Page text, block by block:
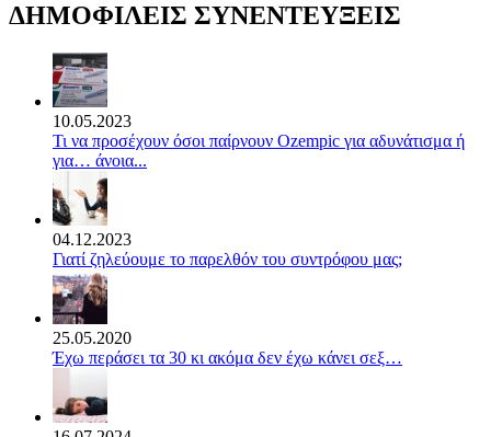
ΔΗΜΟΦΙΛΕΙΣ ΣΥΝΕΝΤΕΥΞΕΙΣ
10.05.2023
Τι να προσέχουν όσοι παίρνουν Ozempic για αδυνάτισμα ή
για… άνοια...
04.12.2023
Γιατί ζηλεύουμε το παρελθόν του συντρόφου μας;
25.05.2020
Έχω περάσει τα 30 κι ακόμα δεν έχω κάνει σεξ…